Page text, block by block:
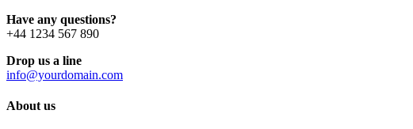
Have any questions?
+44 1234 567 890
Drop us a line
info@yourdomain.com
About us